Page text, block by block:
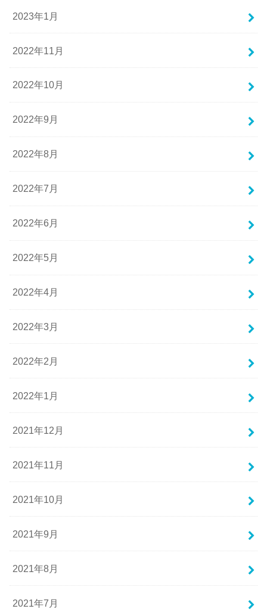
2023年1月
2022年11月
2022年10月
2022年9月
2022年8月
2022年7月
2022年6月
2022年5月
2022年4月
2022年3月
2022年2月
2022年1月
2021年12月
2021年11月
2021年10月
2021年9月
2021年8月
2021年7月